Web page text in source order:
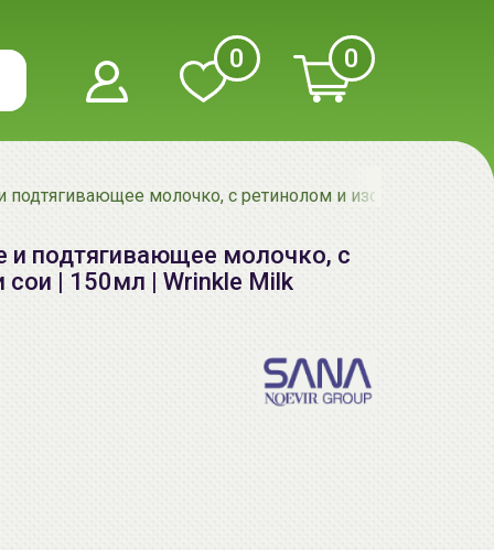
0 0
молочко, с ретинолом и изофлавонами
подтягивающее молочко, с
| 150мл | Wrinkle Milk